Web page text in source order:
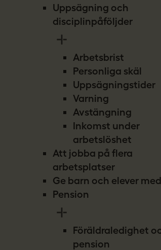
Uppsägning och
disciplinpåföljder
Arbetsbrist
Personliga skäl
Uppsägningstider
Varning
Avstängning
Inkomst under
arbetslöshet
Att jobba på flera
arbetsplatser
Ge barn och elever
Pension
Föräldraledighet
pension